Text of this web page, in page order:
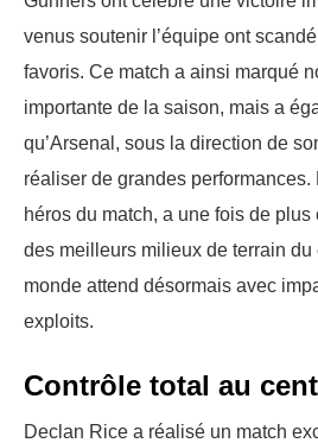
venus soutenir l’équipe ont
favoris. Ce match a ainsi marqué
importante de la saison, mais a
qu’Arsenal, sous la direction de
réaliser de grandes
héros du match, a une fois de plus
des meilleurs milieux de terrain
monde attend désormais avec
exploits.
Contrôle total au
Declan Rice a réalisé un match